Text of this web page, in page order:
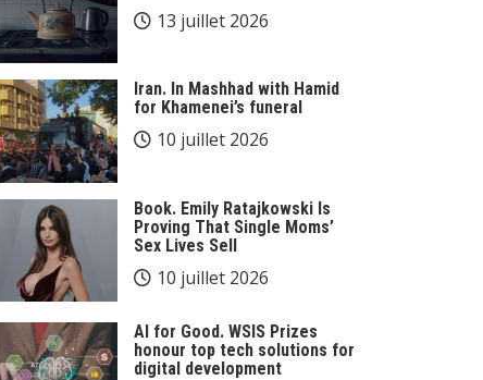
13 juillet 2026
Iran. In Mashhad with Hamid
for Khamenei’s funeral
10 juillet 2026
Book. Emily Ratajkowski Is
Proving That Single Moms’
Sex Lives Sell
10 juillet 2026
AI for Good. WSIS Prizes
honour top tech solutions for
digital development